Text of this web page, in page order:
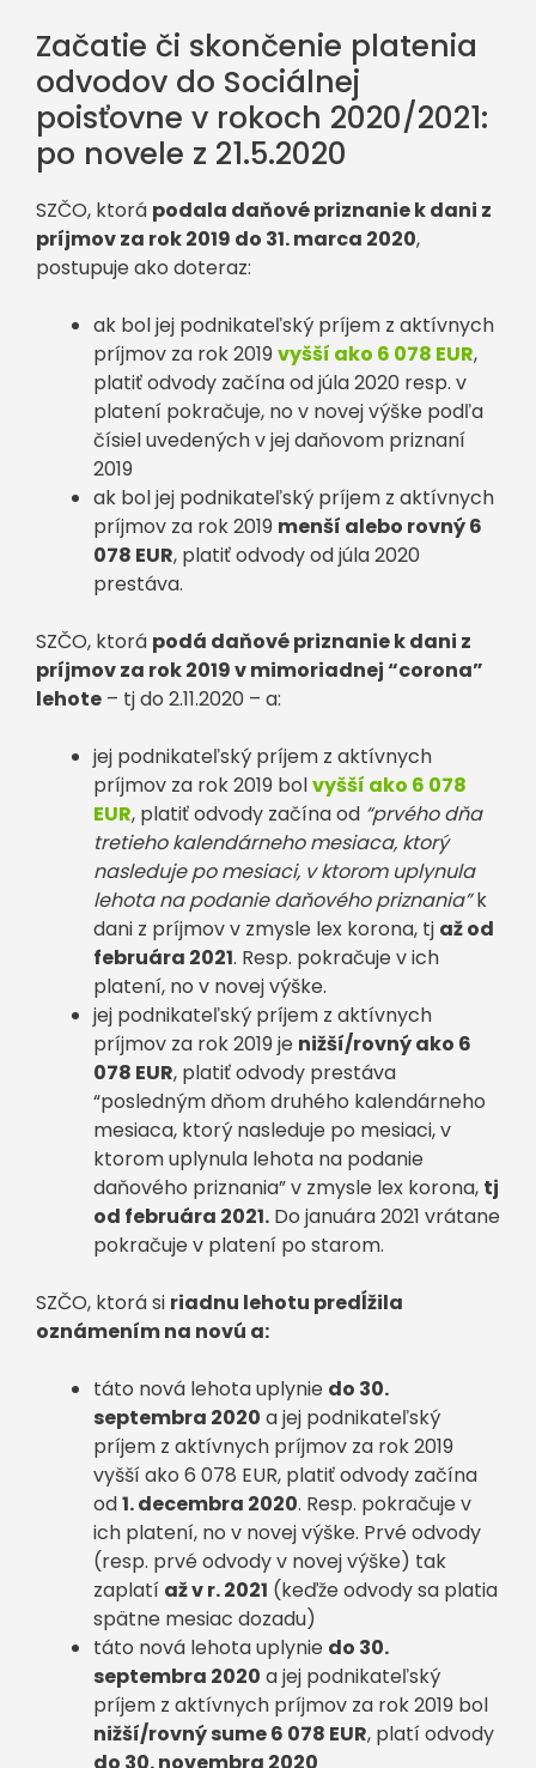
Začatie či skončenie platenia
odvodov do Sociálnej
poisťovne v rokoch 2020/2021:
po novele z 21.5.2020
SZČO, ktorá podala daňové priznanie k dani z
príjmov za rok 2019 do 31. marca 2020,
postupuje ako doteraz:
ak bol jej podnikateľský príjem z aktívnych
príjmov za rok 2019 vyšší ako 6 078 EUR,
platiť odvody začína od júla 2020 resp. v
platení pokračuje, no v novej výške podľa
čísiel uvedených v jej daňovom priznaní
2019
ak bol jej podnikateľský príjem z aktívnych
príjmov za rok 2019 menší alebo rovný 6
078 EUR, platiť odvody od júla 2020
prestáva.
SZČO, ktorá podá daňové priznanie k dani z
príjmov za rok 2019 v mimoriadnej “corona”
lehote – tj do 2.11.2020 – a:
jej podnikateľský príjem z aktívnych
príjmov za rok 2019 bolvyšší ako 6 078
EUR, platiť odvody začína od “prvého dňa
tretieho kalendárneho mesiaca, ktorý
nasleduje po mesiaci, v ktorom uplynula
lehota na podanie daňového priznania”k
dani z príjmov v zmysle lex korona, tj až od
februára 2021. Resp. pokračuje v ich
platení, no v novej výške.
jej podnikateľský príjem z aktívnych
príjmov za rok 2019 je nižší/rovný ako 6
078 EUR, platiť odvody prestáva
“posledným dňom druhého kalendárneho
mesiaca, ktorý nasleduje po mesiaci, v
ktorom uplynula lehota na podanie
daňového priznania” v zmysle lex korona, tj
od februára 2021. Do januára 2021 vrátane
pokračuje v platení po starom.
SZČO, ktorá si riadnu lehotu predĺžila
oznámením na novú a:
táto nová lehota uplynie do 30.
septembra 2020 a jej podnikateľský
príjem z aktívnych príjmov za rok 2019
vyšší ako 6 078 EUR, platiť odvody začína
od1. decembra 2020. Resp. pokračuje v
ich platení, no v novej výške. Prvé odvody
(resp. prvé odvody v novej výške) tak
zaplatí až v r. 2021 (keďže odvody sa platia
spätne mesiac dozadu)
táto nová lehota uplynie do 30.
septembra 2020 a jej podnikateľský
príjem z aktívnych príjmov za rok 2019 bol
nižší/rovný sume 6 078 EUR, platí odvody